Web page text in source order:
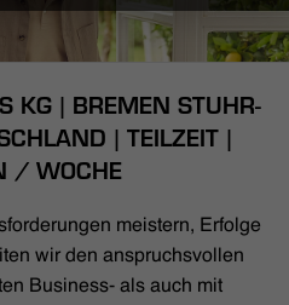
KG | BREMEN STUHR-
| TEILZEIT |
/ WOCHE
meistern, Erfolge
wir den anspruchsvollen
Business- als auch mit